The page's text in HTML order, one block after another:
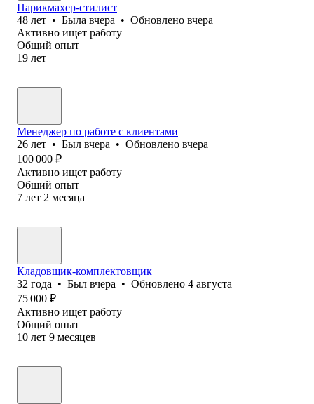
Парикмахер-стилист
48 лет • Была вчера • Обновлено вчера
Активно ищет работу
Общий опыт
19 лет
Менеджер по работе с клиентами
26 лет • Был вчера • Обновлено вчера
100 000 ₽
Активно ищет работу
Общий опыт
7 лет 2 месяца
Кладовщик-комплектовщик
32 года • Был вчера • Обновлено 4 августа
75 000 ₽
Активно ищет работу
Общий опыт
10 лет 9 месяцев